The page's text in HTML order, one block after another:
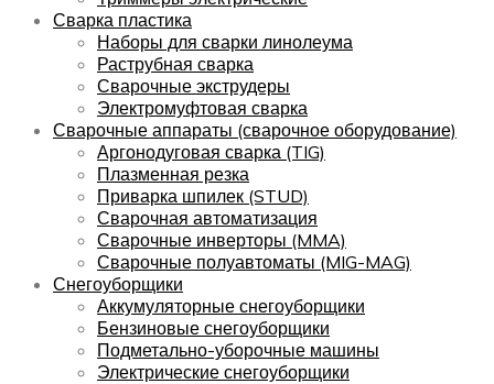
Сварка пластика
Наборы для сварки линолеума
Раструбная сварка
Сварочные экструдеры
Электромуфтовая сварка
Сварочные аппараты (сварочное оборудование)
Аргонодуговая сварка (TIG)
Плазменная резка
Приварка шпилек (STUD)
Сварочная автоматизация
Сварочные инверторы (MMA)
Сварочные полуавтоматы (MIG-MAG)
Снегоуборщики
Аккумуляторные снегоуборщики
Бензиновые снегоуборщики
Подметально-уборочные машины
Электрические снегоуборщики